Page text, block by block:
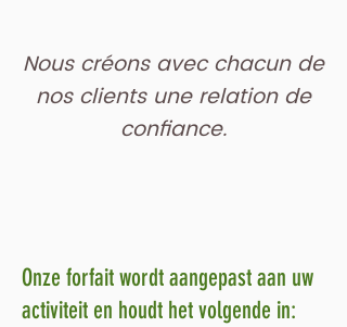
Nous créons avec chacun de
nos clients une relation de
confiance.
Onze forfait wordt aangepast aan uw
activiteit en houdt het volgende in: